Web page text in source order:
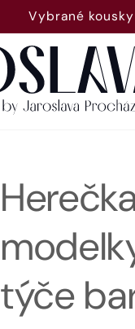
Vybrané kousky
týče